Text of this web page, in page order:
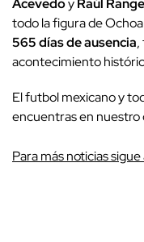
AcevedoyRaúl
todo la figura de
565 días de ausencia,
acontecimiento
El futbol mexicano y
encuentras en nuestro
Para más noticias sigue